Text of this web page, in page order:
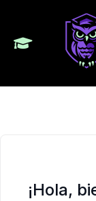
¡Hola,